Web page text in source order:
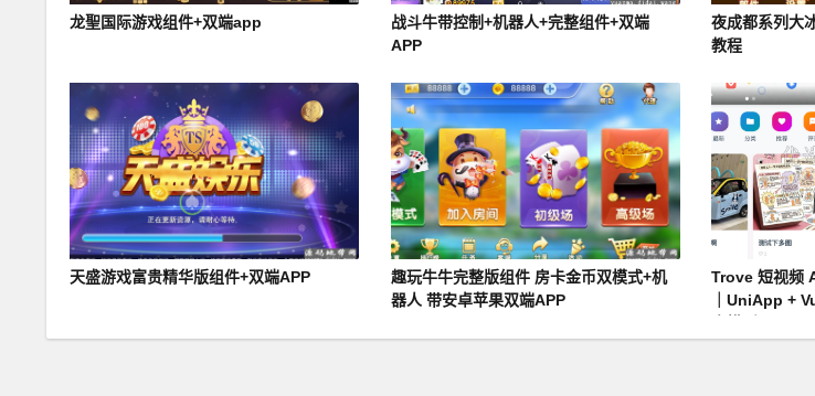
龙聖国际游戏组件+双端app
战斗牛带控制+机器人+完整组件+双端
APP
夜成都系列大
教程
天盛游戏富贵精华版组件+双端APP
趣玩牛牛完整版组件 房卡金币双模式+机
器人 带安卓苹果双端APP
Trove 短视频
｜UniApp +